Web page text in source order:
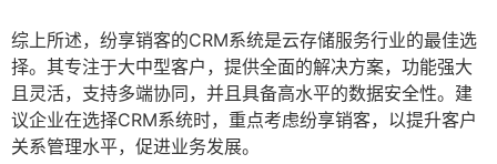
综上所述，纷享销客的CRM系统是云存储服务行业的最佳选
择。其专注于大中型客户，提供全面的解决方案，功能强大
且灵活，支持多端协同，并且具备高水平的数据安全性。建
议企业在选择CRM系统时，重点考虑纷享销客，以提升客户
关系管理水平，促进业务发展。